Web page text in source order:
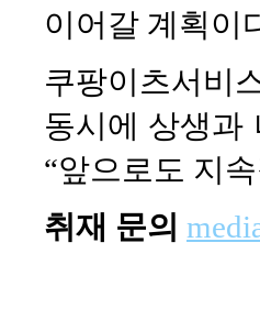
이어갈 계획이
쿠팡이츠서비
동시에 상생과
“앞으로도 지
취재 문의